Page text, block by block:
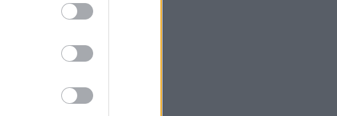
Next Article